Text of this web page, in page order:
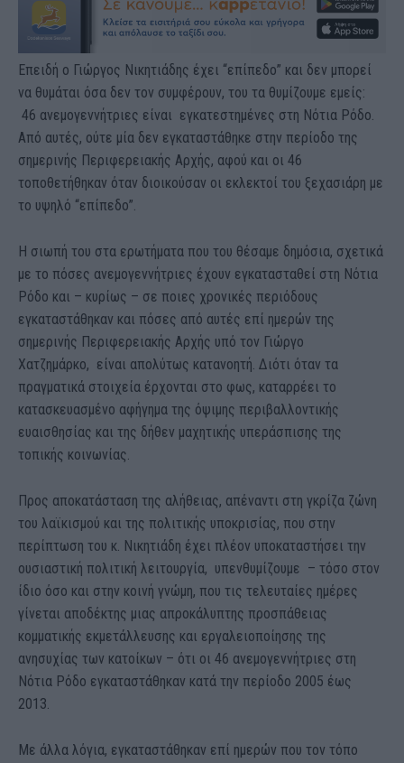
Επειδή ο Γιώργος Νικητιάδης έχει “επίπεδο” και δεν μπορεί
να θυμάται όσα δεν τον συμφέρουν, του τα θυμίζουμε εμείς:
46 ανεμογεννήτριες είναι εγκατεστημένες στη Νότια Ρόδο.
Από αυτές, ούτε μία δεν εγκαταστάθηκε στην περίοδο της
σημερινής Περιφερειακής Αρχής, αφού και οι 46
τοποθετήθηκαν όταν διοικούσαν οι εκλεκτοί του ξεχασιάρη με
το υψηλό “επίπεδο”.
H σιωπή του στα ερωτήματα που του θέσαμε δημόσια, σχετικά
με το πόσες ανεμογεννήτριες έχουν εγκατασταθεί στη Νότια
Ρόδο και – κυρίως – σε ποιες χρονικές περιόδους
εγκαταστάθηκαν και πόσες από αυτές επί ημερών της
σημερινής Περιφερειακής Αρχής υπό τον Γιώργο
Χατζημάρκο, είναι απολύτως κατανοητή. Διότι όταν τα
πραγματικά στοιχεία έρχονται στο φως, καταρρέει το
κατασκευασμένο αφήγημα της όψιμης περιβαλλοντικής
ευαισθησίας και της δήθεν μαχητικής υπεράσπισης της
τοπικής κοινωνίας.
Προς αποκατάσταση της αλήθειας, απέναντι στη γκρίζα ζώνη
του λαϊκισμού και της πολιτικής υποκρισίας, που στην
περίπτωση του κ. Νικητιάδη έχει πλέον υποκαταστήσει την
ουσιαστική πολιτική λειτουργία, υπενθυμίζουμε – τόσο στον
ίδιο όσο και στην κοινή γνώμη, που τις τελευταίες ημέρες
γίνεται αποδέκτης μιας απροκάλυπτης προσπάθειας
κομματικής εκμετάλλευσης και εργαλειοποίησης της
ανησυχίας των κατοίκων – ότι οι 46 ανεμογεννήτριες στη
Νότια Ρόδο εγκαταστάθηκαν κατά την περίοδο 2005 έως
2013.
Με άλλα λόγια, εγκαταστάθηκαν επί ημερών που τον τόπο